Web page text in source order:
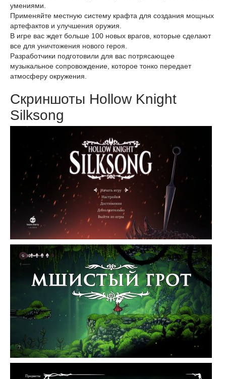
умениями.
Применяйте местную систему крафта для создания мощных
артефактов и улучшения оружия.
В игре вас ждет больше 100 новых врагов, которые сделают
все для уничтожения нового героя.
Разработчики подготовили для вас потрясающее
музыкальное сопровождение, которое тонко передает
атмосферу окружения.
Скриншоты Hollow Knight
Silksong